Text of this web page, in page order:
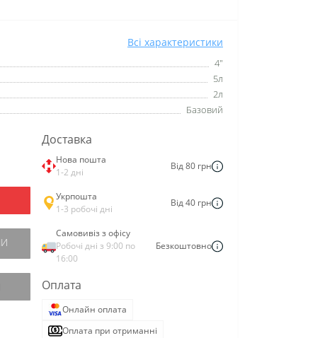
Всі характеристики
4"
5л
2л
Базовий
Доставка
Нова пошта
1-2 дні
Від 80 грн
Укрпошта
1-3 робочі дні
Від 40 грн
Самовивіз з офісу
Робочі дні з 9:00 по
16:00
Безкоштовно
Оплата
Онлайн оплата
Оплата при отриманні